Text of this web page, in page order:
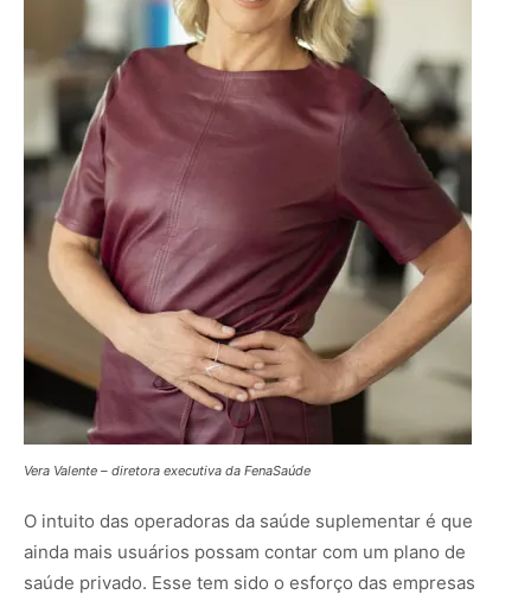
Vera Valente – diretora executiva da FenaSaúde
O intuito das operadoras da saúde suplementar é que
ainda mais usuários possam contar com um plano de
saúde privado. Esse tem sido o esforço das empresas